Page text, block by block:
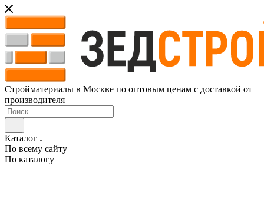
Стройматериалы в Москве по оптовым ценам с доставкой от
производителя
Каталог
По всему сайту
По каталогу